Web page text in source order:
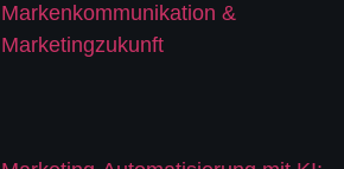
Markenkommunikation &
Marketingzukunft